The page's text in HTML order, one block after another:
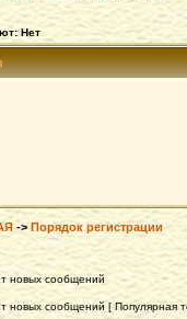
Нет
->Порядок регистрации
новых сообщений
новых сообщений [ Популярная